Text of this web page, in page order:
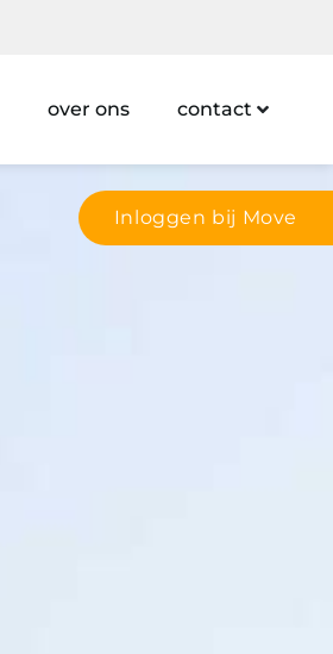
over ons contact
Inloggen bij Move